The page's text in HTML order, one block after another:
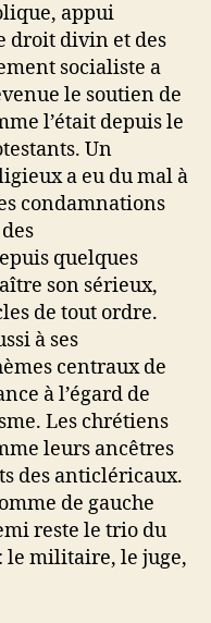
appui
droit divin et des
socialiste a
le soutien de
l’était depuis le
Un
a eu du mal à
condamnations
quelques
son sérieux,
de tout ordre.
à ses
centraux de
à l’égard de
Les chrétiens
leurs ancêtres
des anticléricaux.
de gauche
reste le trio du
le militaire, le juge,